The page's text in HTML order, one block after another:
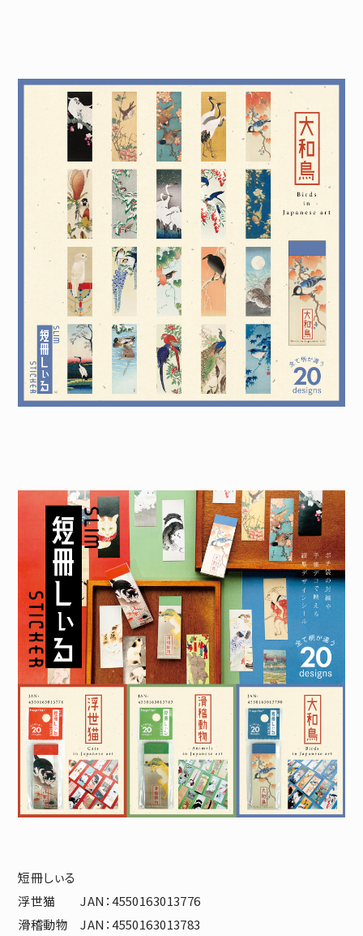
短冊しぃる
浮世猫 JAN：4550163013776
滑稽動物 JAN：4550163013783